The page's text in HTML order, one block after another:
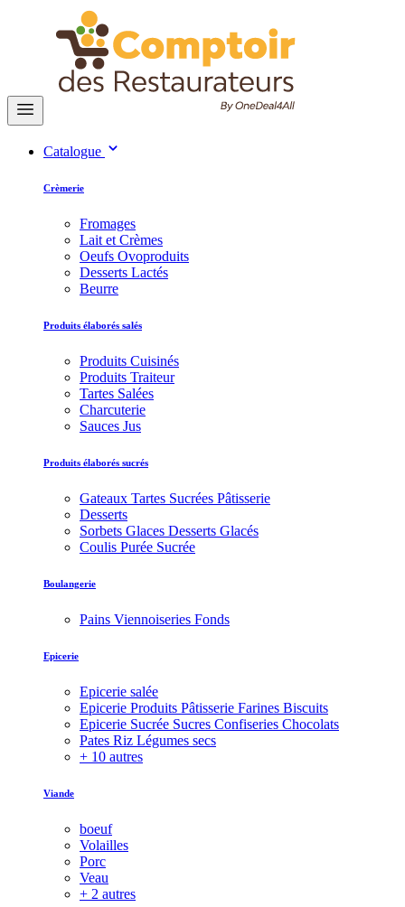
Catalogue
Crèmerie
Fromages
Lait et Crèmes
Oeufs Ovoproduits
Desserts Lactés
Beurre
Produits élaborés salés
Produits Cuisinés
Produits Traiteur
Tartes Salées
Charcuterie
Sauces Jus
Produits élaborés sucrés
Gateaux Tartes Sucrées Pâtisserie
Desserts
Sorbets Glaces Desserts Glacés
Coulis Purée Sucrée
Boulangerie
Pains Viennoiseries Fonds
Epicerie
Epicerie salée
Epicerie Produits Pâtisserie Farines Biscuits
Epicerie Sucrée Sucres Confiseries Chocolats
Pates Riz Légumes secs
+ 10 autres
Viande
boeuf
Volailles
Porc
Veau
+ 2 autres